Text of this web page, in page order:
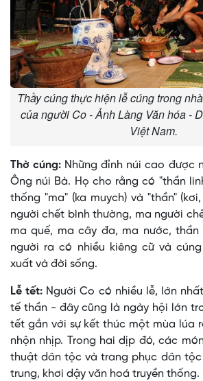
Thầy cúng thực hiện lễ cúng trong
của người Co - Ảnh Làng Văn hóa -
Việt Nam.
Thờ cúng: Những đỉnh núi cao được
Ông núi Bà. Họ cho rằng có "thần
thống "ma" (ka muych) và "thần"
người chết bình thường, ma người
ma quế, ma cây đa, ma nước, thần
người ra có nhiều kiêng cữ và
xuất và đời sống.
Lễ tết: Người Co có nhiều lễ, lớn
tế thần - đây cũng là ngày hội lớn
tết gắn với sự kết thúc một mùa lúa
nhộn nhịp. Trong hai dịp đó, các
thuật dân tộc và trang phục dân
trung, khơi dậy văn hoá truyền thống.